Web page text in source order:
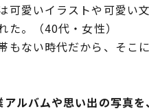
可愛いイラストや可愛い
た。（40代・女性）
もない時代だから、そこ
アルバムや思い出の写真